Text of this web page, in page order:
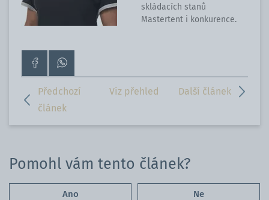
skládacích stanů
Mastertent i konkurence.
Přejít
stránku
na
Facebooku
Kontaktujte
nás
přes
Předchozí
článek
Viz přehled Další článek
Pomohl vám tento článek?
Ano Ne